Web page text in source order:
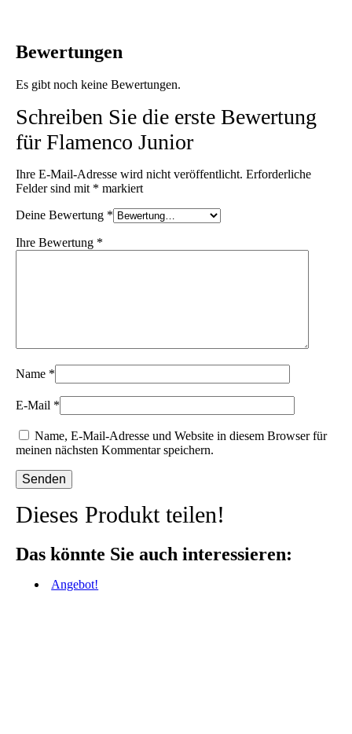
Bewertungen
Es gibt noch keine Bewertungen.
Schreiben Sie die erste Bewertung
für Flamenco Junior
Ihre E-Mail-Adresse wird nicht veröffentlicht. Erforderliche
Felder sind mit * markiert
Deine Bewertung *
Ihre Bewertung *
Name *
E-Mail *
Name, E-Mail-Adresse und Website in diesem Browser für
meinen nächsten Kommentar speichern.
Dieses Produkt teilen!
Das könnte Sie auch interessieren:
Angebot!